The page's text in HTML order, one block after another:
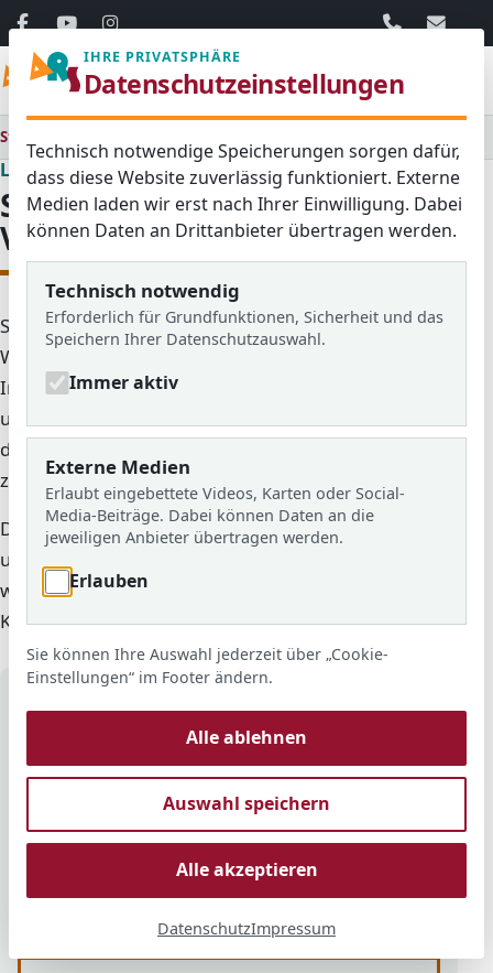
06103 / 30
Startseite
Lernen & Erleben
Schüler übernehmen
Verantwortung
Schüler übernehmen Verantwortung ist der
Wahlpflichtbereich WP II für die Jahrgänge 9 und 10.
In diesen Kursen engagieren sich die Schülerinnen
und Schüler für andere und für das Schulleben – von
der Streitschlichtung über den Schulsanitätsdienst bis
zur Öffentlichkeitsarbeit.
Der Unterricht findet in der Regel mittwochs in der 8.
und 9. Stunde von 13:45 bis 15:15 Uhr statt. Gewählt
wird ein Kurs aus diesem Bereich zusätzlich zu einem
Kurs aus WP I: Berufsorientierung 2.
Berufsorientierung 2
Der Wahlpflichtbereich WP I im Überblick.
IHRE PRIVATSPHÄRE
Datenschutzeinstellungen
Technisch notwendige Speicherungen sorgen dafür,
dass diese Website zuverlässig funktioniert. Externe
Medien laden wir erst nach Ihrer Einwilligung. Dabei
können Daten an Drittanbieter übertragen werden.
Technisch notwendig
Erforderlich für Grundfunktionen, Sicherheit und das
Speichern Ihrer Datenschutzauswahl.
Immer aktiv
Externe Medien
Erlaubt eingebettete Videos, Karten oder Social-
Media-Beiträge. Dabei können Daten an die
jeweiligen Anbieter übertragen werden.
Erlauben
Sie können Ihre Auswahl jederzeit über „Cookie-
Einstellungen“ im Footer ändern.
Alle ablehnen
Auswahl speichern
Alle akzeptieren
DatenschutzImpressum